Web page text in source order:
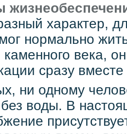
характер,
нормально
века,
сразу
ни одному
воды. В